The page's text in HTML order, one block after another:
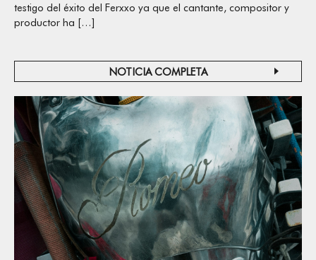
testigo del éxito del Ferxxo ya que el cantante, compositor y
productor ha […]
NOTICIA COMPLETA